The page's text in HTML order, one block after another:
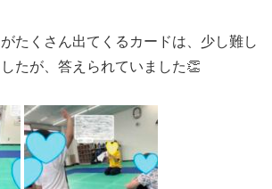
たくさん出てくるカードは、少し難し
たが、答えられていました👏